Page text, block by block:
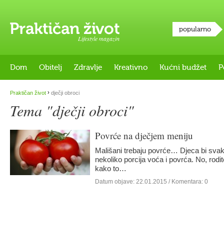
Lifestyle magazin
popularno
Dom Obitelj Zdravlje Kreativno Kućni budžet
Praktičan život › dječji obroci
Tema "dječji obroci"
Povrće na dječjem meniju
Mališani trebaju povrće… Djeca bi
nekoliko porcija voća i povrća. No,
kako to…
Datum objave: 22.01.2015 / Komentara: 0